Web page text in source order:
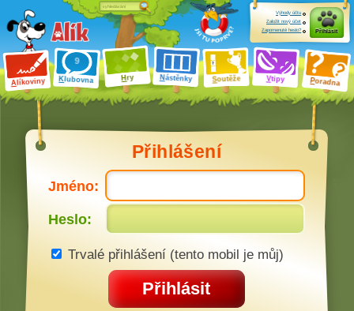
Alíkoviny Klubovna Hry Nástěnky Soutěže Vtipy Poradna
Výhody účtu
Založit nový účet
Zapomenuté heslo?
Přihlásit
Přihlášení
Jméno:
Heslo:
Trvalé přihlášení (tento mobil je můj)
Přihlásit